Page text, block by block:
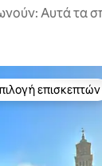
Αυτά τα
επιλογή
επισκεπτών